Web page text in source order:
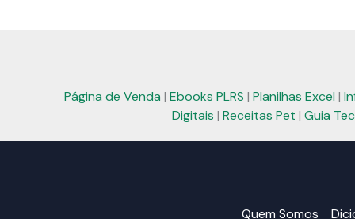
Página de Venda | Ebooks PLRS | Planilhas Excel |
Digitais | Receitas Pet | Guia
Quem Somos